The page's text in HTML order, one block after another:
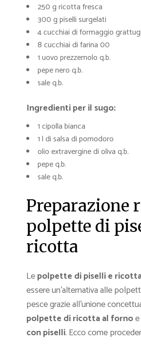
250 g ricotta fresca
300 g piselli surgelati
4 cucchiai di formaggio
8 cucchiai di farina 00
1 uovo prezzemolo q.b.
pepe nero q.b.
sale q.b.
Ingredienti per il sugo:
1 cipolla bianca
1 l di salsa di pomodoro
olio extravergine di oliva q.b.
pepe q.b.
sale q.b.
Preparazione
polpette di
ricotta
Lepolpette di piselli e
essere un’alternativa alle
pesce grazie all’unione
polpette di ricotta al forno
con piselli. Ecco come